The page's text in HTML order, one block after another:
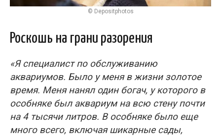
© Depositphotos
Роскошь на грани разорения
«Я специалист по обслуживанию
аквариумов. Было у меня в жизни золотое
время. Меня нанял один богач, у которого в
особняке был аквариум на всю стену почти
на 4 тысячи литров. В особняке было еще
много всего, включая шикарные сады,